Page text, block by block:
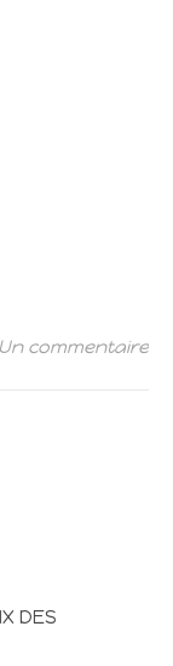
Un commentaire
DES